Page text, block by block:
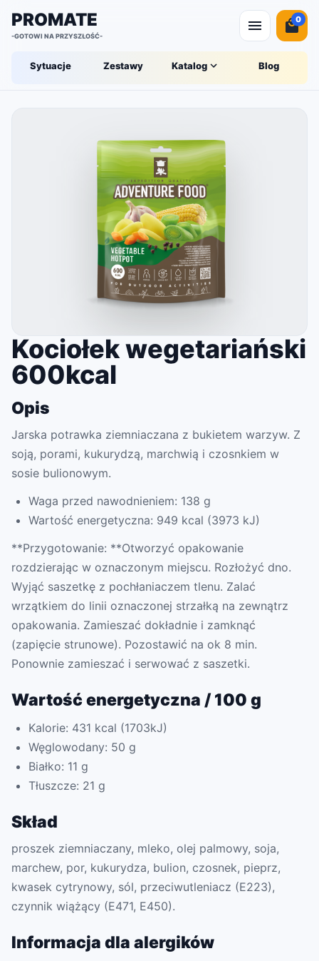
PROMATE
-GOTOWI NA PRZYSZŁOŚĆ-
0
Sytuacje Zestawy Katalog Blog
Kociołek wegetariański
600kcal
Opis
Jarska potrawka ziemniaczana z bukietem warzyw. Z
soją, porami, kukurydzą, marchwią i czosnkiem w
sosie bulionowym.
Waga przed nawodnieniem: 138 g
Wartość energetyczna: 949 kcal (3973 kJ)
**Przygotowanie: **Otworzyć opakowanie
rozdzierając w oznaczonym miejscu. Rozłożyć dno.
Wyjąć saszetkę z pochłaniaczem tlenu. Zalać
wrzątkiem do linii oznaczonej strzałką na zewnątrz
opakowania. Zamieszać dokładnie i zamknąć
(zapięcie strunowe). Pozostawić na ok 8 min.
Ponownie zamieszać i serwować z saszetki.
Wartość energetyczna / 100 g
Kalorie: 431 kcal (1703kJ)
Węglowodany: 50 g
Białko: 11 g
Tłuszcze: 21 g
Skład
proszek ziemniaczany, mleko, olej palmowy, soja,
marchew, por, kukurydza, bulion, czosnek, pieprz,
kwasek cytrynowy, sól, przeciwutleniacz (E223),
czynnik wiążący (E471, E450).
Informacja dla alergików